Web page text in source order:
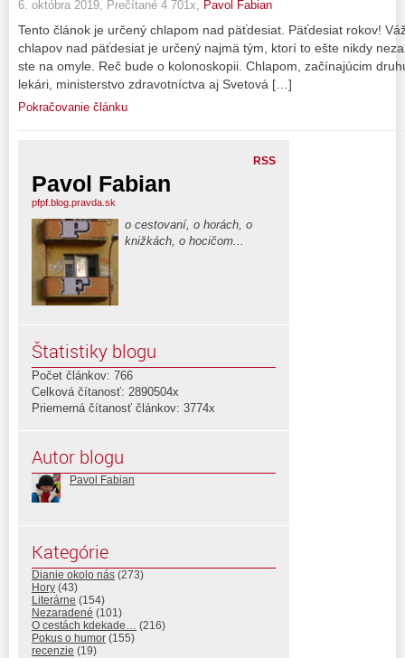
6. októbra 2019, Prečítané 4 701x, Pavol Fabian
Tento článok je určený chlapom nad päťdesiat. Päťdesiat rokov!
chlapov nad päťdesiat je určený najmä tým, ktorí to ešte nikdy
ste na omyle. Reč bude o kolonoskopii. Chlapom, začínajúcim
lekári, ministerstvo zdravotníctva aj Svetová […]
Pokračovanie článku
RSS
Pavol Fabian
pfpf.blog.pravda.sk
o cestovaní, o horách, o
knižkách, o hocičom...
Štatistiky blogu
Počet článkov: 766
Celková čítanosť: 2890504x
Priemerná čítanosť článkov: 3774x
Autor blogu
Pavol Fabian
Kategórie
Dianie okolo nás (273)
Hory (43)
Literárne (154)
Nezaradené (101)
O cestách kdekade…
(216)
Pokus o humor (155)
recenzie (19)